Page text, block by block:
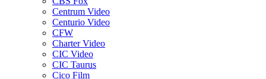
Centrum Video
Centurio Video
CFW
Charter Video
CIC Video
CIC Taurus
Cico Film